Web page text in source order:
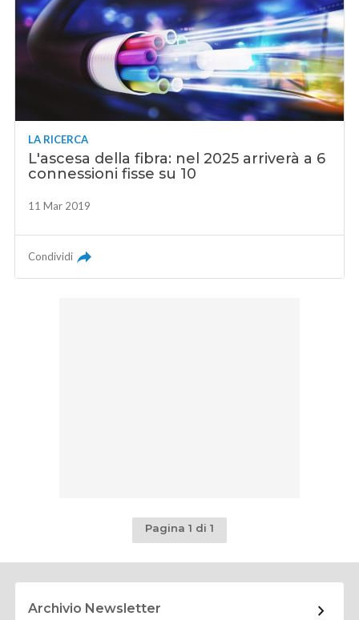
LA RICERCA
L'ascesa della fibra: nel 2025 arriverà a 6
connessioni fisse su 10
11 Mar 2019
Condividi
Pagina 1 di 1
Archivio Newsletter